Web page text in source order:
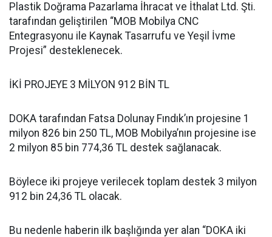
Plastik Doğrama Pazarlama İhracat ve İthalat Ltd. Şti.
tarafından geliştirilen “MOB Mobilya CNC
Entegrasyonu ile Kaynak Tasarrufu ve Yeşil İvme
Projesi” desteklenecek.
İKİ PROJEYE 3 MİLYON 912 BİN TL
DOKA tarafından Fatsa Dolunay Fındık’ın projesine 1
milyon 826 bin 250 TL, MOB Mobilya’nın projesine ise
2 milyon 85 bin 774,36 TL destek sağlanacak.
Böylece iki projeye verilecek toplam destek 3 milyon
912 bin 24,36 TL olacak.
Bu nedenle haberin ilk başlığında yer alan “DOKA iki